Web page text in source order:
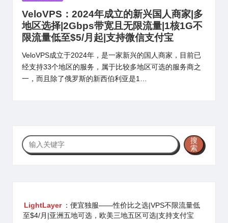
VeloVPS：2024年成立的新兴国人商家|多
地区选择|2Gbps带宽且无限流量|1核1G不
限流量低至$5/月起|支持微信支付宝
VeloVPS成立于2024年，是一家新兴的国人商家，目前已
经支持33个地区的服务，属于比较多地区可选的服务商之
一，而且除了俄罗斯的新西伯利亚是1…
搜
索
搜
索
LightLayer ：便宜独服——性价比之选|VPS不限流量低
至$4/月|亚洲五地可选，欧美三地五区可选|支持支付宝